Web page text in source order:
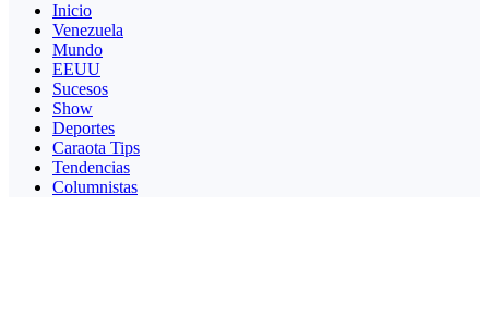
Inicio
Venezuela
Mundo
EEUU
Sucesos
Show
Deportes
Caraota Tips
Tendencias
Columnistas